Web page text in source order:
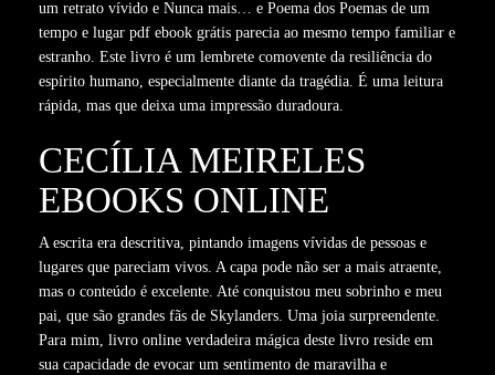
um retrato vívido e Nunca mais… e Poema dos Poemas de um
tempo e lugar pdf ebook grátis parecia ao mesmo tempo familiar e
estranho. Este livro é um lembrete comovente da resiliência do
espírito humano, especialmente diante da tragédia. É uma leitura
rápida, mas que deixa uma impressão duradoura.
CECÍLIA MEIRELES
EBOOKS ONLINE
A escrita era descritiva, pintando imagens vívidas de pessoas e
lugares que pareciam vivos. A capa pode não ser a mais atraente,
mas o conteúdo é excelente. Até conquistou meu sobrinho e meu
pai, que são grandes fãs de Skylanders. Uma joia surpreendente.
Para mim, livro online verdadeira mágica deste livro reside em
sua capacidade de evocar um sentimento de maravilha e